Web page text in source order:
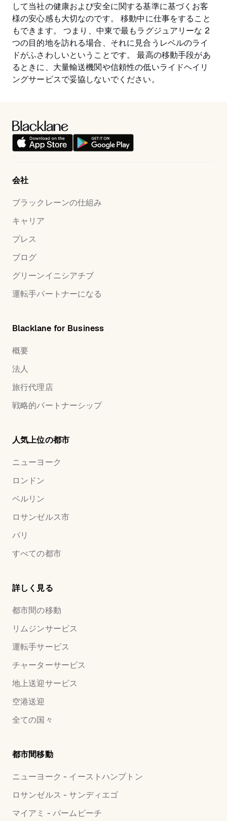
して当社の健康および安全に関する基準に基づくお客
様の安心感も大切なのです。 移動中に仕事をすること
もできます。 つまり、中東で最もラグジュアリーな 2
つの目的地を訪れる場合、それに見合うレベルのライ
ドがふさわしいということです。 最高の移動手段があ
るときに、大量輸送機関や信頼性の低いライドヘイリ
ングサービスで妥協しないでください。
会社
ブラックレーンの仕組み
キャリア
プレス
ブログ
グリーンイニシアチブ
運転手パートナーになる
Blacklane for Business
概要
法人
旅行代理店
戦略的パートナーシップ
人気上位の都市
ニューヨーク
ロンドン
ベルリン
ロサンゼルス市
パリ
すべての都市
詳しく見る
都市間の移動
リムジンサービス
運転手サービス
チャーターサービス
地上送迎サービス
空港送迎
全ての国々
都市間移動
ニューヨーク - イーストハンプトン
ロサンゼルス - サンディエゴ
マイアミ - パームビーチ